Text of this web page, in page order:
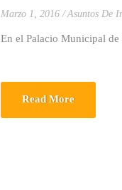
Marzo 1, 2016 Asuntos De
En el Palacio Municipal de
Read More